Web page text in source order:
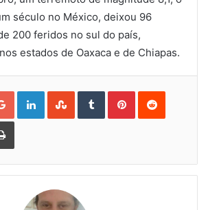
século no México, deixou 96
200 feridos no sul do país,
estados de Oaxaca e de Chiapas.
Google+LinkedInStumbleUpon
TumblrPinterestReddit
Print